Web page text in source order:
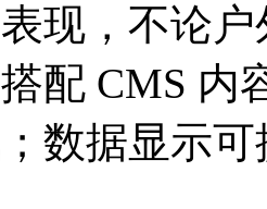
现，不论
配 CMS 内
数据显示